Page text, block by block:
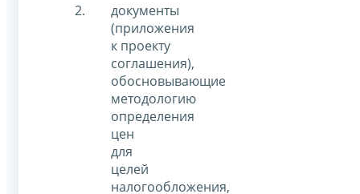
документы
(приложения
к проекту
соглашения),
обосновывающие
методологию
определения
цен
для
целей
налогообложения,